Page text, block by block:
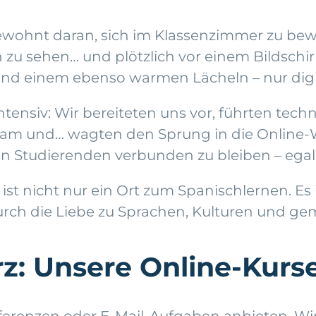
daran, sich im Klassenzimmer zu
sehen… und plötzlich vor einem
einem ebenso warmen Lächeln – nur
Wir bereiteten uns vor, führten
und… wagten den Sprung in die
verbunden zu bleiben –
nicht nur ein Ort zum Spanischlernen.
die Liebe zu Sprachen, Kulturen und
Unsere Online-